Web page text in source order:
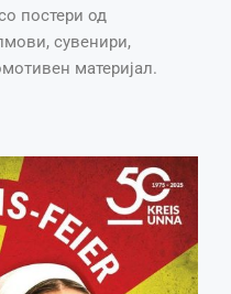
постери од
сувенири,
материјал.